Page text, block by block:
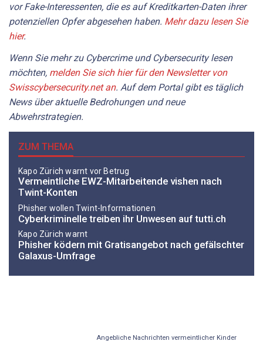
vor Fake-Interessenten, die es auf Kreditkarten-Daten ihrer
potenziellen Opfer abgesehen haben. Mehr dazu lesen Sie
hier.
Wenn Sie mehr zu Cybercrime und Cybersecurity lesen
möchten, melden Sie sich hier für den Newsletter von
Swisscybersecurity.net an. Auf dem Portal gibt es täglich
News über aktuelle Bedrohungen und neue
Abwehrstrategien.
ZUM THEMA
Kapo Zürich warnt vor Betrug
Vermeintliche EWZ-Mitarbeitende vishen nach
Twint-Konten
Phisher wollen Twint-Informationen
Cyberkriminelle treiben ihr Unwesen auf tutti.ch
Kapo Zürich warnt
Phisher ködern mit Gratisangebot nach gefälschter
Galaxus-Umfrage
Angebliche Nachrichten vermeintlicher Kinder